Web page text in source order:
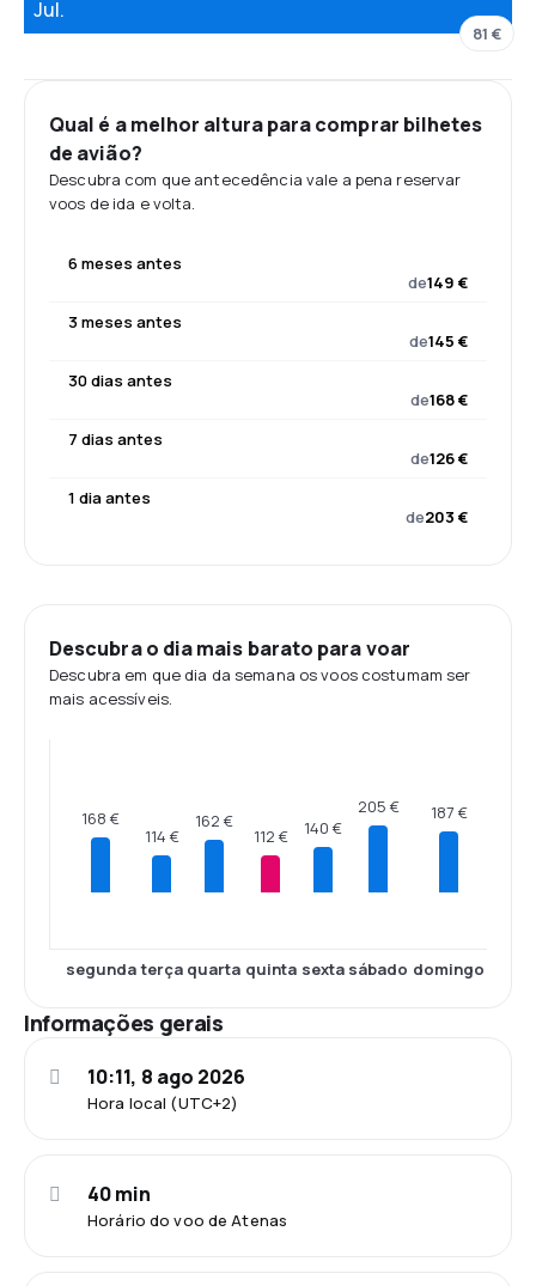
Jul.
81 €
Qual é a melhor altura para comprar bilhetes
de avião?
Descubra com que antecedência vale a pena reservar
voos de ida e volta.
6 meses antes
de149 €
3 meses antes
de145 €
30 dias antes
de168 €
7 dias antes
de126 €
1 dia antes
de203 €
Descubra o dia mais barato para voar
Descubra em que dia da semana os voos costumam ser
mais acessíveis.
168 €
segunda
114 €
terça
162 €
quarta
112 €
quinta
140 €
sexta
205 €
sábado
187 €
domingo
Informações gerais
Hora local (UTC+2)
10:11, 8 ago 2026
Horário do voo de Atenas
40 min